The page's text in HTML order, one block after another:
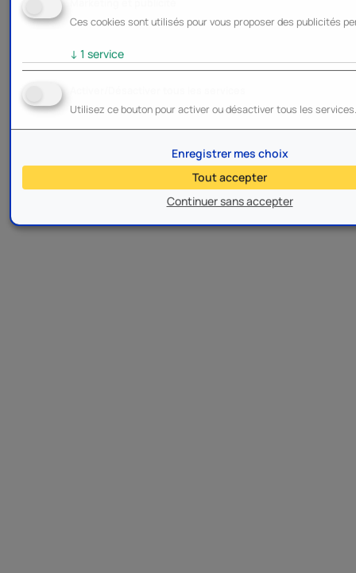
Ces cookies sont utilisés pour vous proposer des publicités
↓ 1 service
Utilisez ce bouton pour activer ou désactiver tous les services.
Continuer sans accepter
Enregistrer mes choix
Tout accepter